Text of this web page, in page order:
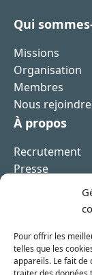
Pour offrir les
telles que les
appareils. Le fait de
Qui
Missions
Organisation
Membres
Nous rejoindre
À propos
Recrutement
Presse
Inscrivez-